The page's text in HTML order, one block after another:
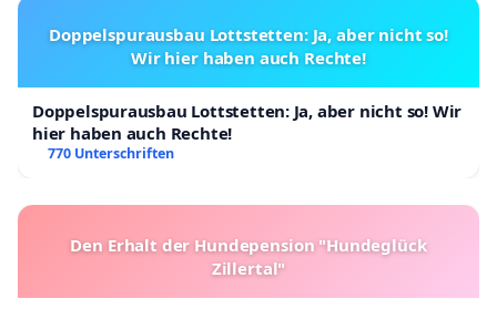
Doppelspurausbau Lottstetten: Ja, aber nicht so!
Wir hier haben auch Rechte!
Doppelspurausbau Lottstetten: Ja, aber nicht so! Wir
hier haben auch Rechte!
770 Unterschriften
Den Erhalt der Hundepension "Hundeglück
Zillertal"